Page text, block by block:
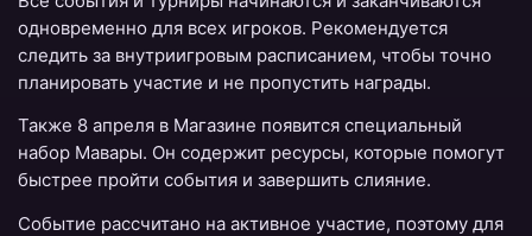
одновременно для всех игроков. Рекомендуется
следить за внутриигровым расписанием, чтобы точно
планировать участие и не пропустить награды.
Также 8 апреля в Магазине появится специальный
набор Мавары. Он содержит ресурсы, которые помогут
быстрее пройти события и завершить слияние.
Событие рассчитано на активное участие, поэтому для